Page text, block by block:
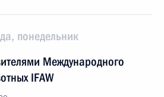
понедельник
Международного
IFAW